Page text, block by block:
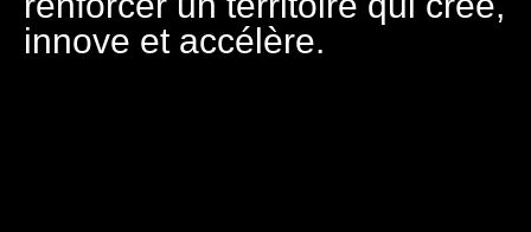
innove et accélère.